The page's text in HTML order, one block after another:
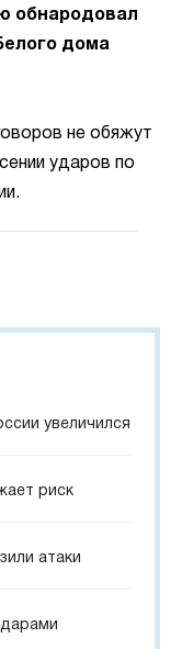
обнародовал
дома
не обяжут
ударов по
увеличился
риск
атаки